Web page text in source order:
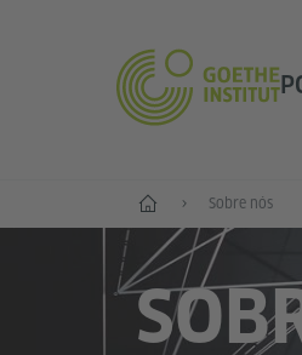
Início Sobre nós